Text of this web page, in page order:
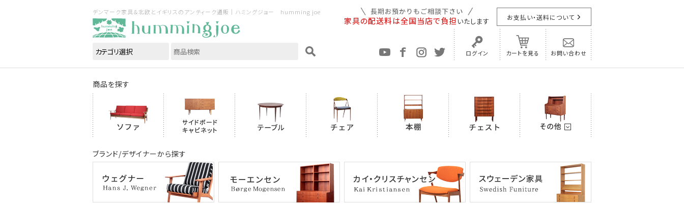
デンマーク家具＆北欧とイギリスのアンティーク通販｜ハミングジョー humming joe
家具の配送料は全国当店で負担 いたします お支払い・送料について
ログイン カートを見る お問い合わせ
商品を探す
ブランド/デザイナーから探す